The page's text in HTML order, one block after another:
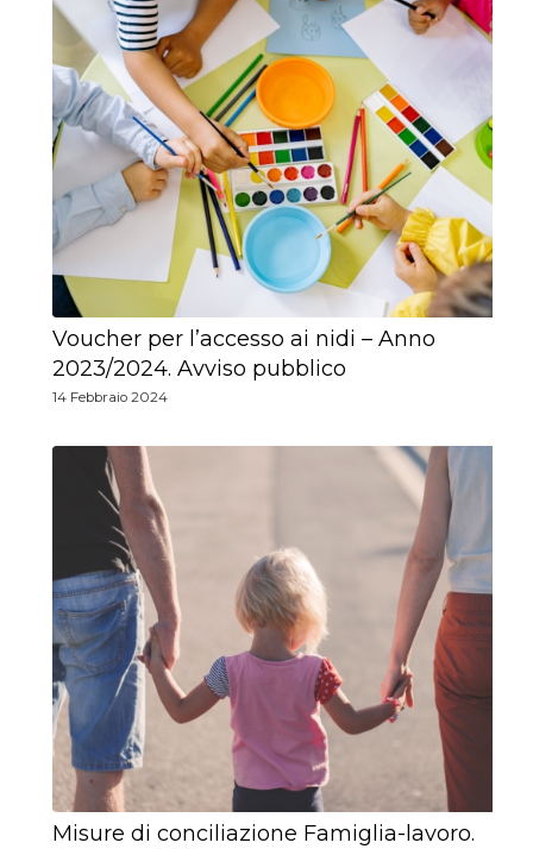
Voucher per l’accesso ai nidi – Anno
2023/2024. Avviso pubblico
14 Febbraio 2024
Misure di conciliazione Famiglia-lavoro.